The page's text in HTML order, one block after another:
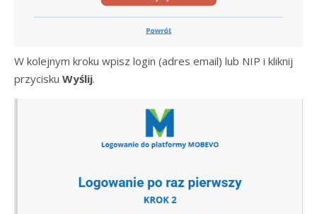
W kolejnym kroku wpisz login (adres email) lub NIP i kliknij
przycisku Wyślij.